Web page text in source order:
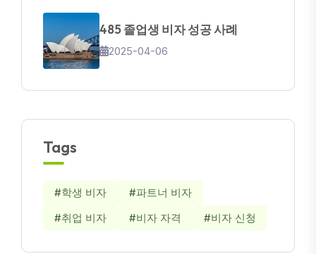
485 졸업생 비자 성공 사례
2025-04-06
Tags
#학생 비자
#파트너 비자
#취업 비자
#비자 자격 #비자 신청